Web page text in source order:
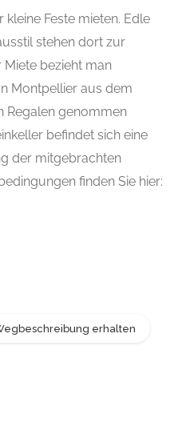
Feste mieten. Edle
stehen dort zur
bezieht man
Montpellier aus dem
Regalen genommen
befindet sich eine
der mitgebrachten
finden Sie hier:
erhalten